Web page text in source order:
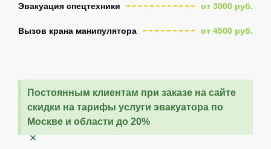
Эвакуация спецтехники от 3000 руб.
Вызов крана манипулятора от 4500 руб.
Постоянным клиентам при заказе на сайте
скидки на тарифы услуги эвакуатора по
Москве и области до 20%
×